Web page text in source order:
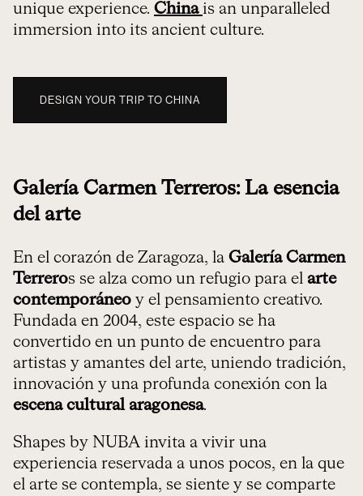
unique experience. China is an unparalleled
immersion into its ancient culture.
DESIGN YOUR TRIP TO CHINA
Galería Carmen Terreros: La esencia
del arte
En el corazón de Zaragoza, la Galería Carmen
Terreros se alza como un refugio para el arte
contemporáneo y el pensamiento creativo.
Fundada en 2004, este espacio se ha
convertido en un punto de encuentro para
artistas y amantes del arte, uniendo tradición,
innovación y una profunda conexión con la
escena cultural aragonesa.
Shapes by NUBA invita a vivir una
experiencia reservada a unos pocos, en la que
el arte se contempla, se siente y se comparte